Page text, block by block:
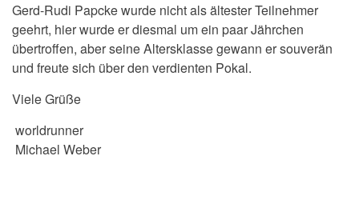
Gerd-Rudi Papcke wurde nicht als ältester Teilnehmer
geehrt, hier wurde er diesmal um ein paar Jährchen
übertroffen, aber seine Altersklasse gewann er souverän
und freute sich über den verdienten Pokal.
Viele Grüße
worldrunner
Michael Weber